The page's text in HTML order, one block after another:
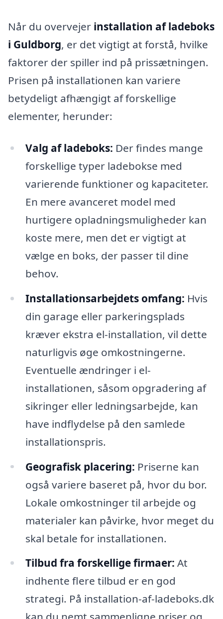
Når du overvejer installation af ladeboks
i Guldborg, er det vigtigt at forstå, hvilke
faktorer der spiller ind på prissætningen.
Prisen på installationen kan variere
betydeligt afhængigt af forskellige
elementer, herunder:
Valg af ladeboks: Der findes mange
forskellige typer ladebokse med
varierende funktioner og kapaciteter.
En mere avanceret model med
hurtigere opladningsmuligheder kan
koste mere, men det er vigtigt at
vælge en boks, der passer til dine
behov.
Installationsarbejdets omfang: Hvis
din garage eller parkeringsplads
kræver ekstra el-installation, vil dette
naturligvis øge omkostningerne.
Eventuelle ændringer i el-
installationen, såsom opgradering af
sikringer eller ledningsarbejde, kan
have indflydelse på den samlede
installationspris.
Geografisk placering: Priserne kan
også variere baseret på, hvor du bor.
Lokale omkostninger til arbejde og
materialer kan påvirke, hvor meget du
skal betale for installationen.
Tilbud fra forskellige firmaer: At
indhente flere tilbud er en god
strategi. På installation-af-ladeboks.dk